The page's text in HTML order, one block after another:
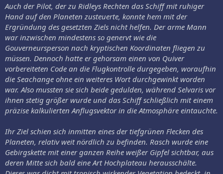
Auch der Pilot, der zu Ridleys Rechten das Schiff mit ruhiger
Hand auf den Planeten zusteuerte, konnte hem mit der
Ergründung des gesetzten Ziels nicht helfen. Der arme Mann
war inzwischen mindestens so genervt wie die
Gouverneursperson nach kryptischen Koordinaten fliegen zu
müssen. Dennoch hatte er gehorsam einen von Quiver
vorbereiteten Code an die Flugkontrolle durgegeben, woraufhin
die Seachange ohne ein weiteres Wort durchgewinkt worden
war. Also mussten sie sich beide gedulden, während Selvaris vor
ihnen stetig größer wurde und das Schiff schließlich mit einem
präzise kalkulierten Anflugsvektor in die Atmosphäre eintauchte.
Ihr Ziel schien sich inmitten eines der tiefgrünen Flecken des
Planeten, relativ weit nördlich zu befinden. Rasch wurde eine
Gebirgskette mit einer ganzen Reihe weißer Gipfel sichtbar, aus
deren Mitte sich bald eine Art Hochplateau herausschälte.